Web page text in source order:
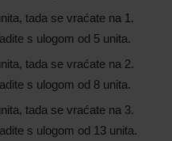
tada se vraćate na 1.
s ulogom od 5 unita.
tada se vraćate na 2.
s ulogom od 8 unita.
tada se vraćate na 3.
s ulogom od 13 unita.